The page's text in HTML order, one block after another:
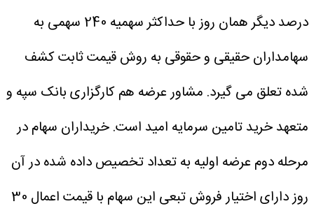
درصد دیگر همان روز با حداکثر سهمیه 240 سهمی به
سهامداران حقیقی و حقوقی به روش قیمت ثابت کشف
شده تعلق می گیرد. مشاور عرضه هم کارگزاری بانک سپه و
متعهد خرید تامین سرمایه امید است.ﺧﺮﯾﺪاران ﺳﻬﺎم در
ﻣﺮﺣﻠﻪ دوم ﻋﺮﺿﻪ اوﻟﯿﻪ ﺑﻪ ﺗﻌﺪاد ﺗﺨﺼﯿﺺ داده ﺷﺪه در آن
روز دارای اﺧﺘﯿﺎر ﻓﺮوش تبعی اﯾﻦ ﺳﻬﺎم با قیمت اعمال 30